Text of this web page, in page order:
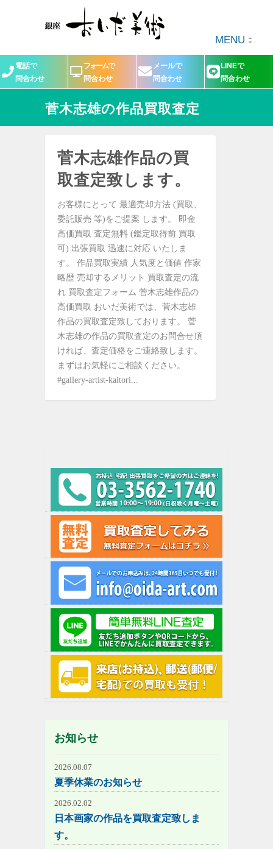
MENU
電話で
問合わせ
フォームで
問合わせ
メールで
問合わせ
LINEで
問合わせ
菅木志雄の作品買取査定
菅木志雄作品の買
取査定致します。
お客様にとって 最適売却方法 (買取、
委託販売 等)をご提案 します。 即金
高価買取 査定無料 (鑑定取得前 買取
可) 出張買取 迅速に対応 いたしま
す。 作品買取実績 人気度と価値 作家
略歴 売却するメリット 買取査定の流
れ 買取査定フォーム 菅木志雄作品の
高価買取 おいだ美術では、菅木志雄
作品の買取査定致しております。 菅
木志雄の作品の買取査定のお問合せ頂
ければ、査定価格をご連絡致します。
まずはお気軽にご相談ください。
#gallery-artist-kaitori...
お知らせ
2026.08.07
夏季休業のお知らせ
2026.02.02
日本画家の作品を買取査定致しま
す。